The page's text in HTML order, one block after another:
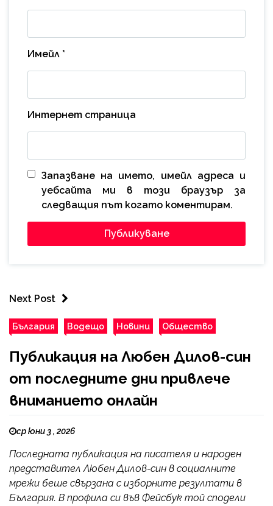
Имейл *
Интернет страница
Запазване на името, имейл адреса и
уебсайта ми в този браузър за
следващия път когато коментирам.
Next Post
България Водещо Новини Общество
Публикация на Любен Дилов-син
от последните дни привлече
вниманието онлайн
ср юни 3 , 2026
Последната публикация на писателя и народен
представител Любен Дилов-син в социалните
мрежи беше свързана с изборните резултати в
България. В профила си във Фейсбук той сподели